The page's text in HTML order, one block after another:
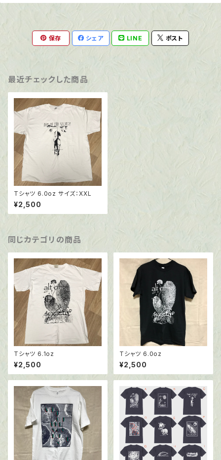
保存 シェア LINE ポスト
最近チェックした商品
Tシャツ 6.0oz サイズ：XXL
¥2,500
同じカテゴリの商品
Tシャツ 6.1oz
¥2,500
Tシャツ 6.0oz
¥2,500